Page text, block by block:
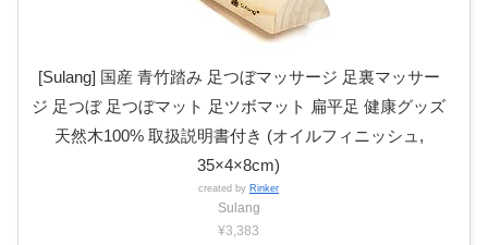
[Sulang] 国産 青竹踏み 足つぼマッサージ 足裏マッサー
ジ 足つぼ 足つぼマット 足ツボマット 扁平足 健康グッズ
天然木100% 取扱説明書付き (オイルフィニッシュ,
35×4×8cm)
created by Rinker
Sulang
¥3,383